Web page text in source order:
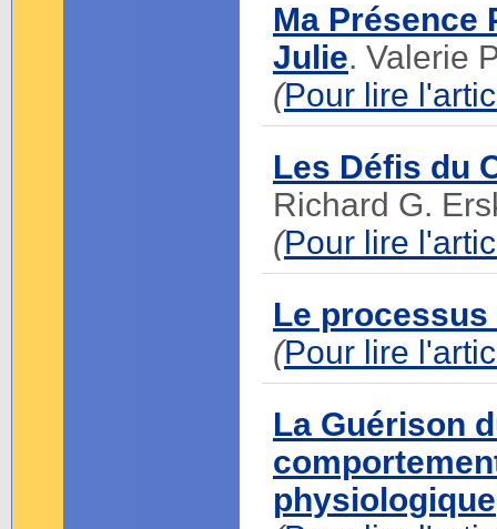
Ma Présence
Julie. Valerie
(Pour lire
Les Défis du
Richard G.
(Pour lire
Le
(Pour lire
La Guérison
physiologique